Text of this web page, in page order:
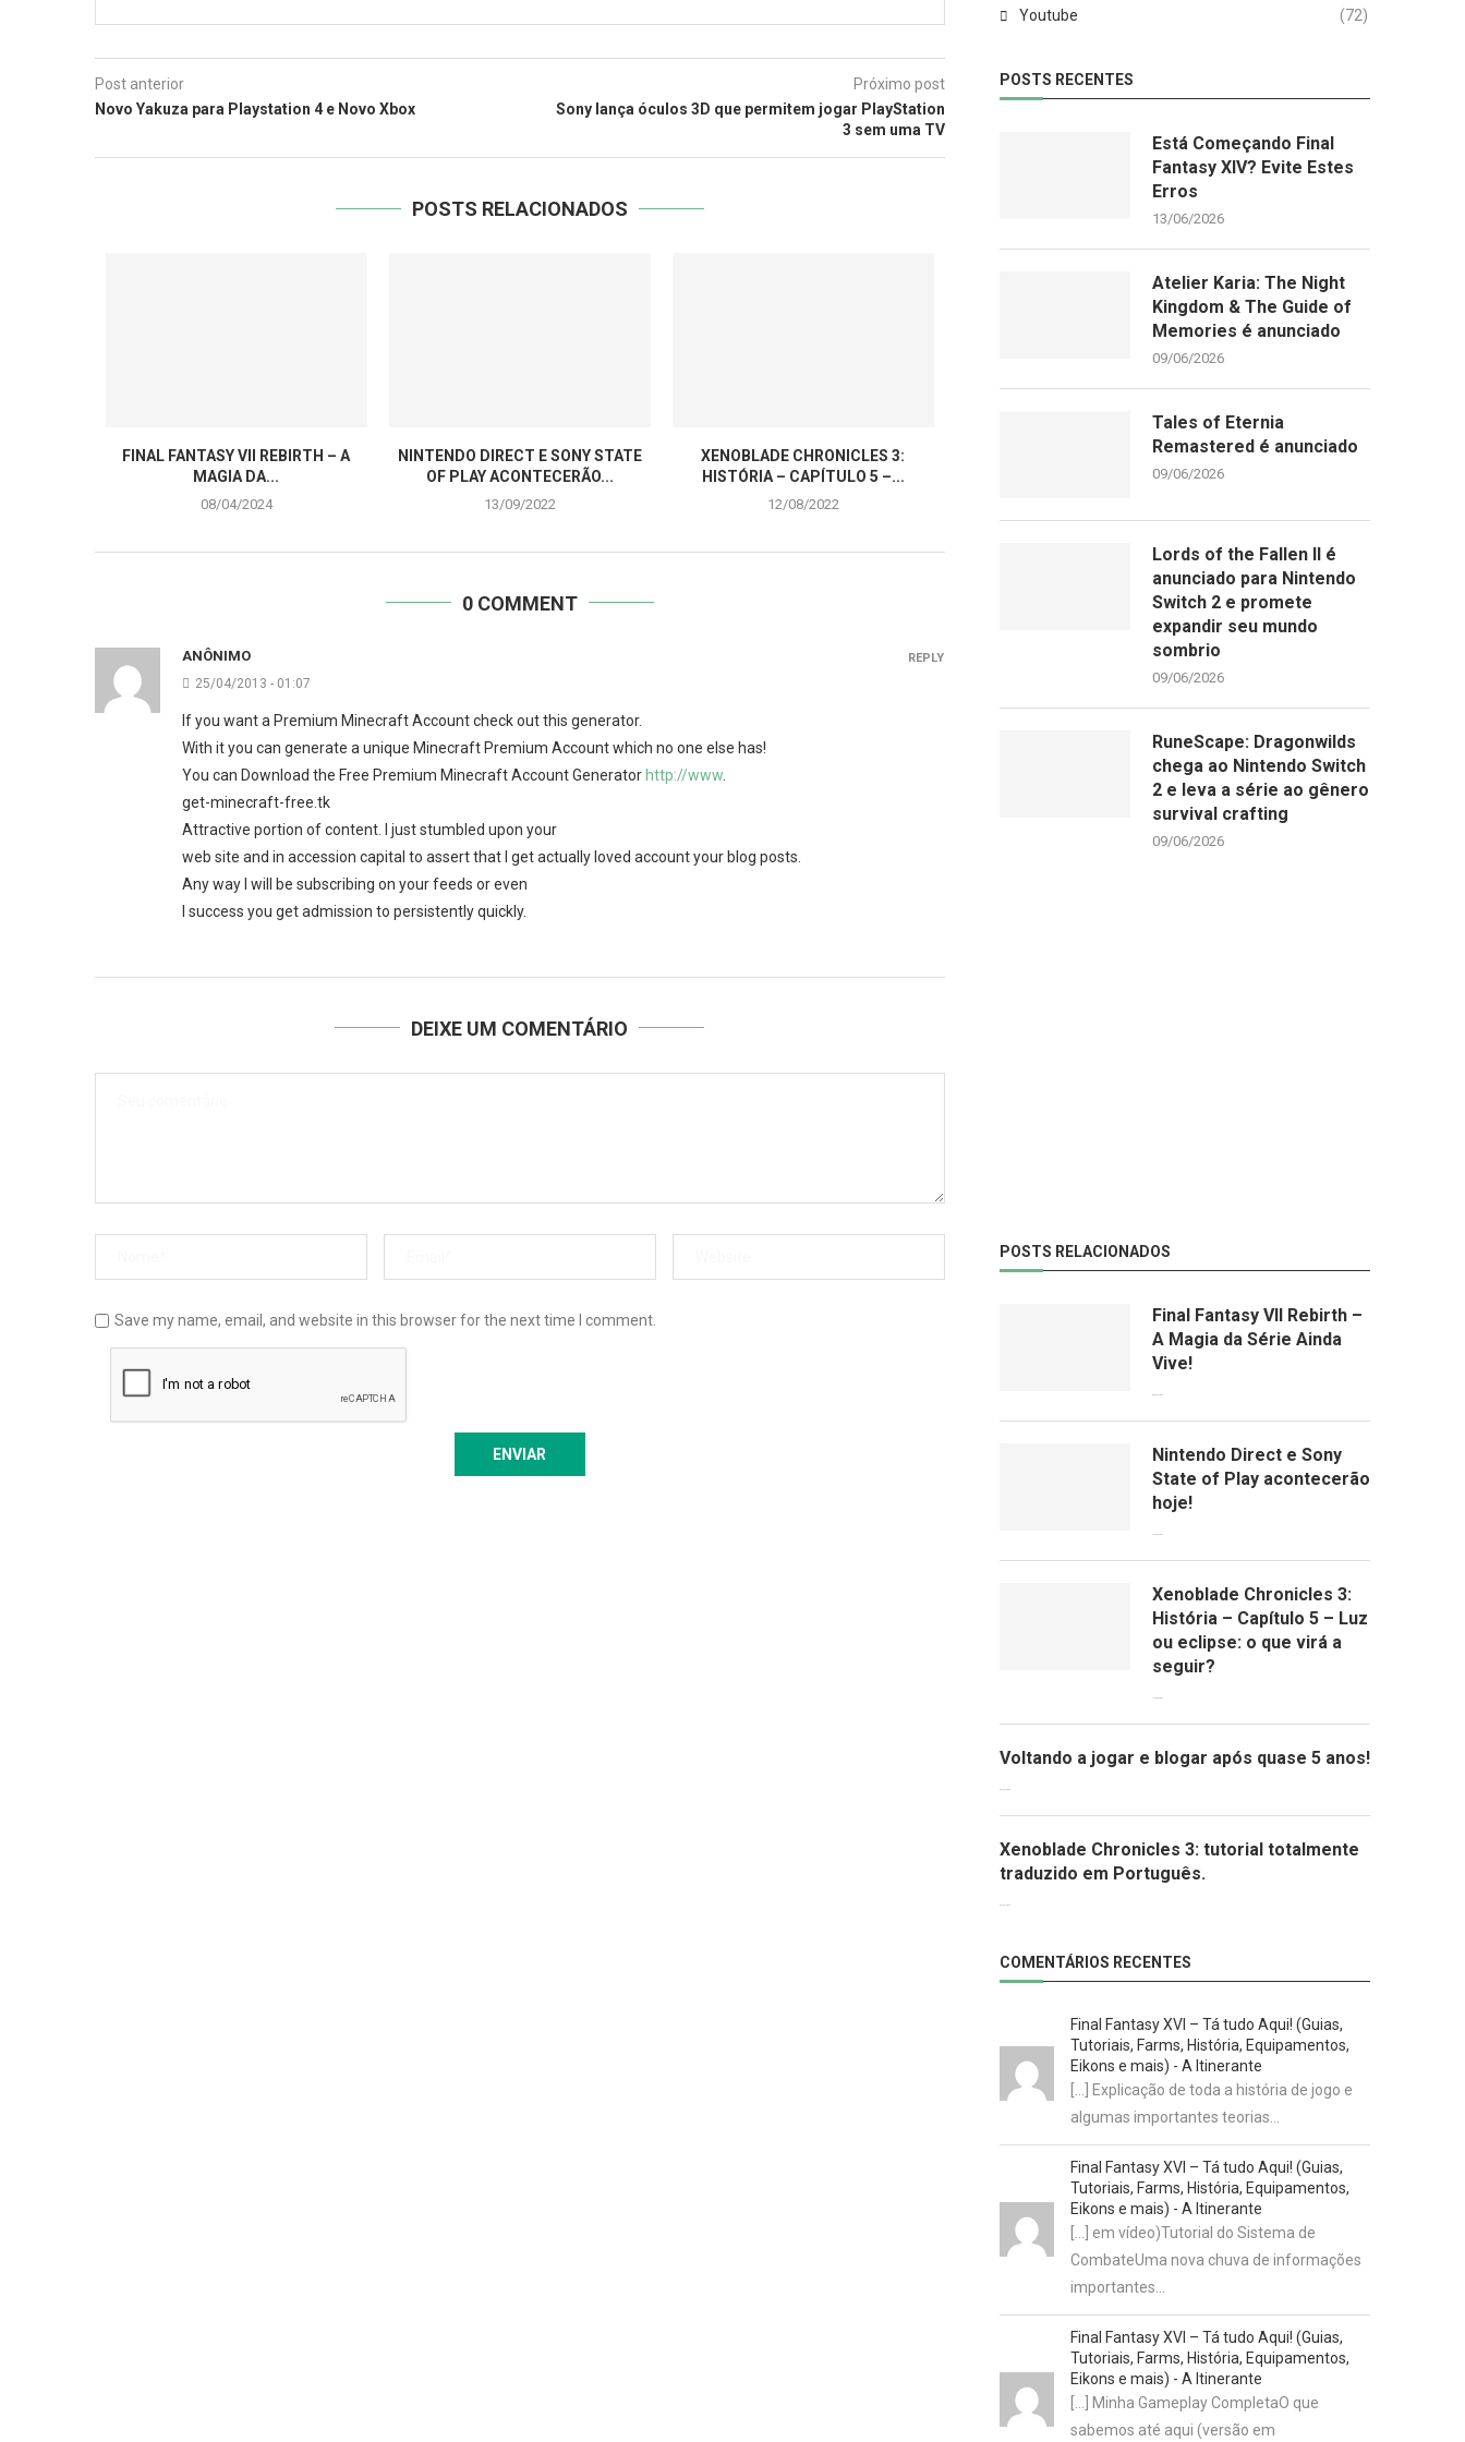
Post anterior
Novo Yakuza para Playstation 4 e Novo Xbox
Próximo post
Sony lança óculos 3D que permitem jogar PlayStation
3 sem uma TV
POSTS RELACIONADOS
FINAL FANTASY VII REBIRTH – A
MAGIA DA...
08/04/2024
NINTENDO DIRECT E SONY STATE
OF PLAY ACONTECERÃO...
13/09/2022
XENOBLADE CHRONICLES 3:
HISTÓRIA – CAPÍTULO 5 –...
12/08/2022
0 COMMENT
ANÔNIMO
25/04/2013 - 01:07
If you want a Premium Minecraft Account check out this generator.
With it you can generate a unique Minecraft Premium Account which no one else has!
You can Download the Free Premium Minecraft Account Generator http://www
get-minecraft-free.tk
Attractive portion of content. I just stumbled upon your
web site and in accession capital to assert that I get actually loved account your blog posts.
Any way I will be subscribing on your feeds or even
I success you get admission to persistently quickly.
REPLY
DEIXE UM COMENTÁRIO
Save my name, email, and website in this browser for the next time I comment.
Youtube (72)
POSTS RECENTES
Está Começando Final
Fantasy XIV? Evite Estes
Erros
13/06/2026
Atelier Karia: The Night
Kingdom & The Guide of
Memories é anunciado
09/06/2026
Tales of Eternia
Remastered é anunciado
09/06/2026
Lords of the Fallen II é
anunciado para Nintendo
Switch 2 e promete
expandir seu mundo
sombrio
09/06/2026
RuneScape: Dragonwilds
chega ao Nintendo Switch
2 e leva a série ao gênero
survival crafting
09/06/2026
POSTS RELACIONADOS
Final Fantasy VII Rebirth –
A Magia da Série Ainda
Vive!
Nintendo Direct e Sony
State of Play acontecerão
hoje!
Xenoblade Chronicles 3:
História – Capítulo 5 – Luz
ou eclipse: o que virá a
seguir?
Voltando a jogar e blogar após quase 5 anos!
Xenoblade Chronicles 3: tutorial totalmente
traduzido em Português.
COMENTÁRIOS RECENTES
Final Fantasy XVI – Tá tudo Aqui! (Guias,
Tutoriais, Farms, História, Equipamentos,
Eikons e mais) - A Itinerante
[…] Explicação de toda a história de jogo e
algumas importantes teorias…
Final Fantasy XVI – Tá tudo Aqui! (Guias,
Tutoriais, Farms, História, Equipamentos,
Eikons e mais) - A Itinerante
[…] em vídeo)Tutorial do Sistema de
CombateUma nova chuva de informações
importantes…
Final Fantasy XVI – Tá tudo Aqui! (Guias,
Tutoriais, Farms, História, Equipamentos,
Eikons e mais) - A Itinerante
[…] Minha Gameplay CompletaO que
sabemos até aqui (versão em